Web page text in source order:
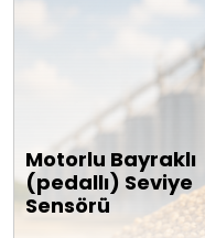
Motorlu Bayraklı
(pedallı) Seviye
Sensörü